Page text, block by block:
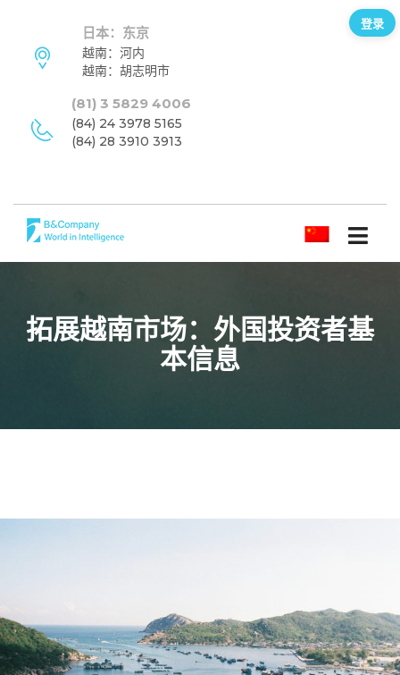
日本：东京
越南：河内
越南：胡志明市
(81) 3 5829 4006
(84) 24 3978 5165
(84) 28 3910 3913
简体中文
拓展越南市场：外国投资者基
本信息
登录